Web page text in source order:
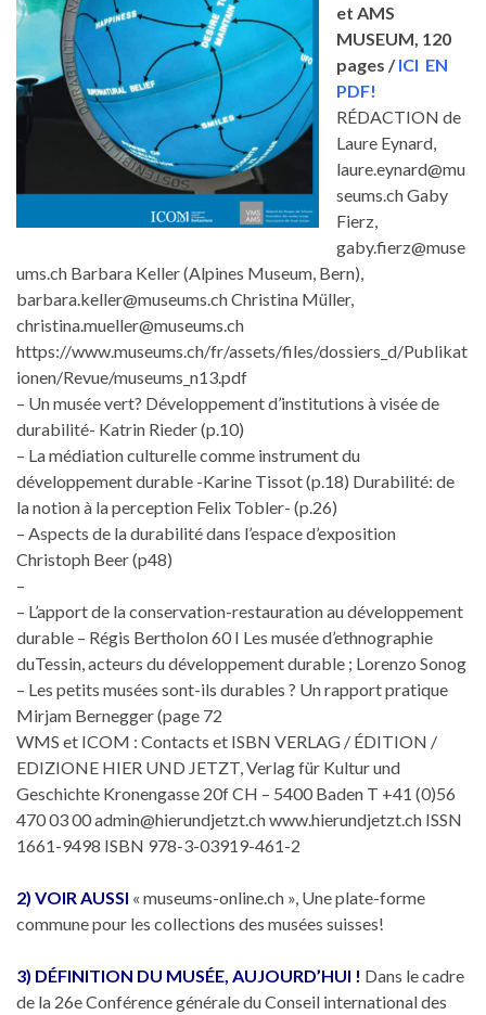
et AMS
MUSEUM, 120
pages /ICI EN
PDF!
RÉDACTION de
Laure Eynard,
laure.eynard@mu
seums.ch Gaby
Fierz,
gaby.fierz@muse
ums.ch Barbara Keller (Alpines Museum, Bern),
barbara.keller@museums.ch Christina Müller,
christina.mueller@museums.ch
https://www.museums.ch/fr/assets/files/dossiers_d/Publikat
ionen/Revue/museums_n13.pdf
– Un musée vert? Développement d’institutions à visée de
durabilité- Katrin Rieder (p.10)
– La médiation culturelle comme instrument du
développement durable -Karine Tissot (p.18) Durabilité: de
la notion à la perception Felix Tobler- (p.26)
– Aspects de la durabilité dans l’espace d’exposition
Christoph Beer (p48)
–
– L’apport de la conservation-restauration au développement
durable – Régis Bertholon 60 I Les musée d’ethnographie
duTessin, acteurs du développement durable ; Lorenzo Sonog
– Les petits musées sont-ils durables ? Un rapport pratique
Mirjam Bernegger (page 72
WMS et ICOM : Contacts et ISBN VERLAG / ÉDITION /
EDIZIONE HIER UND JETZT, Verlag für Kultur und
Geschichte Kronengasse 20f CH – 5400 Baden T +41 (0)56
470 03 00 admin@hierundjetzt.ch www.hierundjetzt.ch ISSN
1661-9498 ISBN 978-3-03919-461-2
2) VOIR AUSSI « museums-online.ch », Une plate-forme
commune pour les collections des musées suisses!
3) DÉFINITION DU MUSÉE, AUJOURD’HUI ! Dans le cadre
de la 26e Conférence générale du Conseil international des